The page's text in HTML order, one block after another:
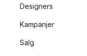
Designers
Kampanjer
Salg